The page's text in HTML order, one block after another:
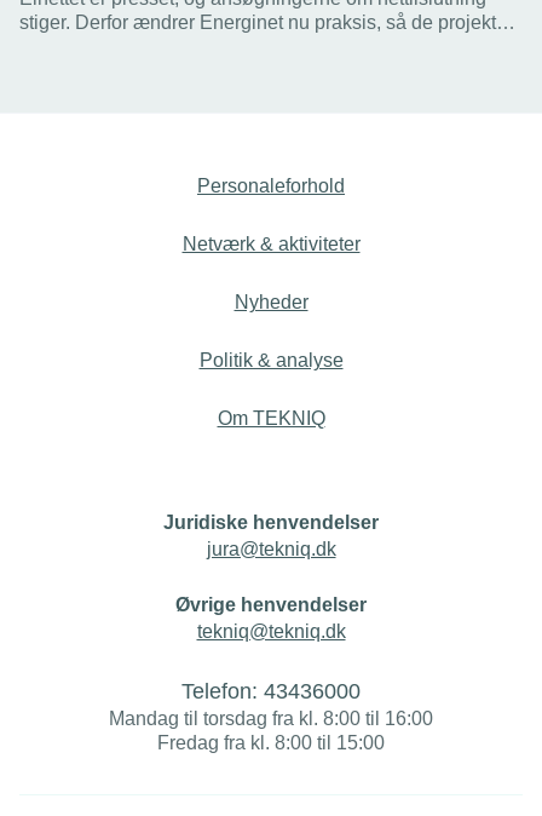
stiger. Derfor ændrer Energinet nu praksis, så de projekter,
Personaleforhold
Netværk & aktiviteter
Nyheder
Politik & analyse
Om TEKNIQ
Juridiske henvendelser
jura@tekniq.dk
Øvrige henvendelser
tekniq@tekniq.dk
Telefon: 43436000
Mandag til torsdag fra kl. 8:00 til 16:00
Fredag fra kl. 8:00 til 15:00